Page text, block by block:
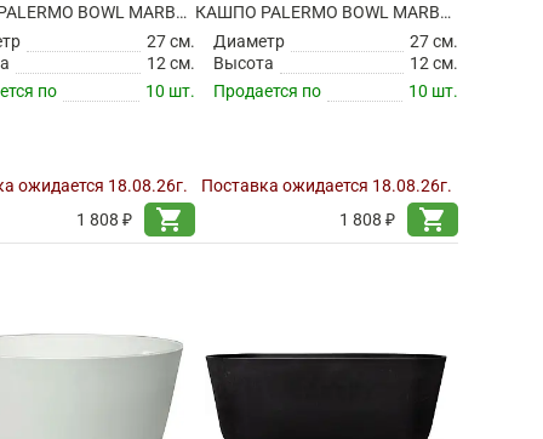
КАШПО PALERMO BOWL MARBLE CLOUD
27 см.
12 см.
по
10 шт.
ожидается 18.08.26г.
1 808 ₽
shopping_cart
КАШПО PALERMO BOWL MARBLE GREEN
Диаметр
27 см.
Высота
12 см.
Продается по
10 шт.
Поставка ожидается 18.08.26г.
1 808 ₽
shopping_cart